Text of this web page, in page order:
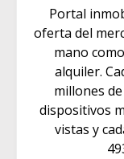
Portal
oferta del
mano
alquiler.
millones
dispositivos
vistas y